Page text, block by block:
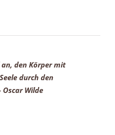
den Körper mit
durch den
Oscar Wilde